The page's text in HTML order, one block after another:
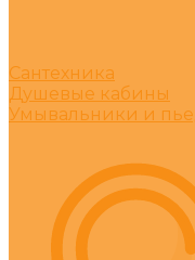
Сантехника
Душевые кабины
Умывальники и